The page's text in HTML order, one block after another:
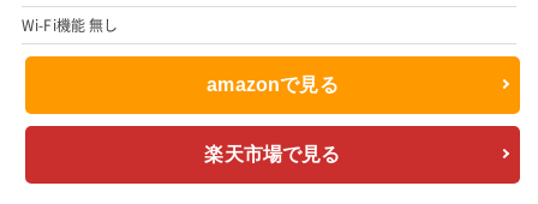
Wi-Fi機能 無し
amazonで見る
楽天市場で見る